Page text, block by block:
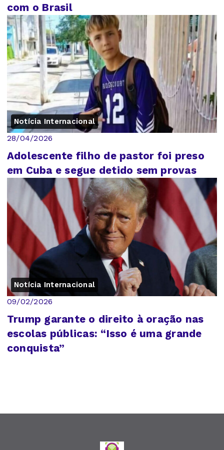
com o Brasil
Notícia Internacional
28/04/2026
Adolescente filho de pastor foi preso
em Cuba e segue detido sem provas
Notícia Internacional
09/02/2026
Trump garante o direito à oração nas
escolas públicas: “Isso é uma grande
conquista”